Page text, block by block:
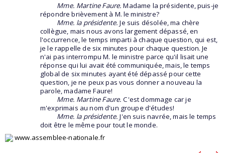
Mme. Martine Faure. Madame la présidente, puis-je
répondre brièvement à M. le ministre?
Mme. la présidente. Je suis désolée, ma chère
collègue, mais nous avons largement dépassé, en
l'occurrence, le temps imparti à chaque question, qui est,
je le rappelle de six minutes pour chaque question. Je
n'ai pas interrompu M. le ministre parce qu'il lisait une
réponse qui lui avait été communiquée, mais, le temps
global de six minutes ayant été dépassé pour cette
question, je ne peux pas vous donner a nouveau la
parole, madame Faure!
Mme. Martine Faure. C'est dommage car je
m'exprimais au nom d'un groupe d'études!
Mme. la présidente. J'en suis navrée, mais le temps
doit être le même pour tout le monde.
www.assemblee-nationale.fr